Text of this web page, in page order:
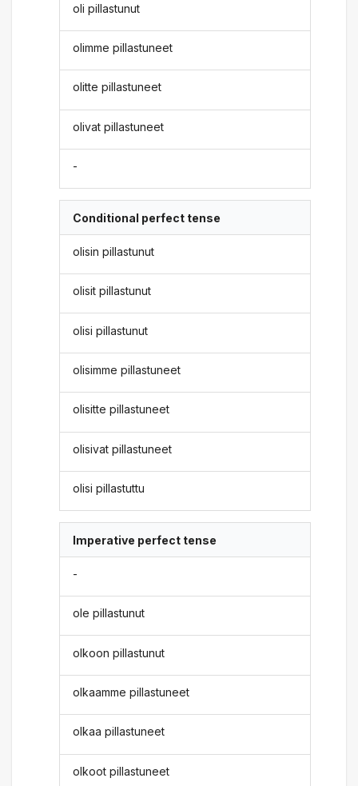
oli pillastunut
olimme pillastuneet
olitte pillastuneet
olivat pillastuneet
-
Conditional perfect tense
olisin pillastunut
olisit pillastunut
olisi pillastunut
olisimme pillastuneet
olisitte pillastuneet
olisivat pillastuneet
olisi pillastuttu
Imperative perfect tense
-
ole pillastunut
olkoon pillastunut
olkaamme pillastuneet
olkaa pillastuneet
olkoot pillastuneet